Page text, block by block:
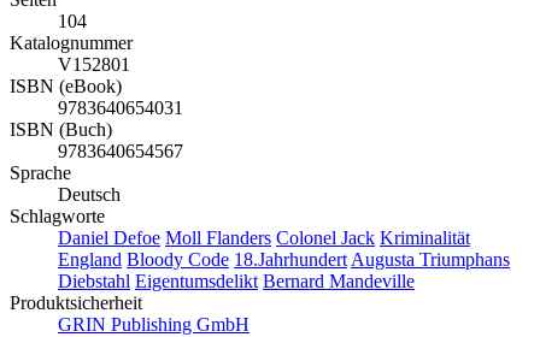
104
Katalognummer
V152801
ISBN (eBook)
9783640654031
ISBN (Buch)
9783640654567
Sprache
Deutsch
Schlagworte
Daniel Defoe Moll Flanders Colonel Jack Kriminalität
England Bloody Code 18.Jahrhundert Augusta Triumphans
Diebstahl Eigentumsdelikt Bernard Mandeville
Produktsicherheit
GRIN Publishing GmbH